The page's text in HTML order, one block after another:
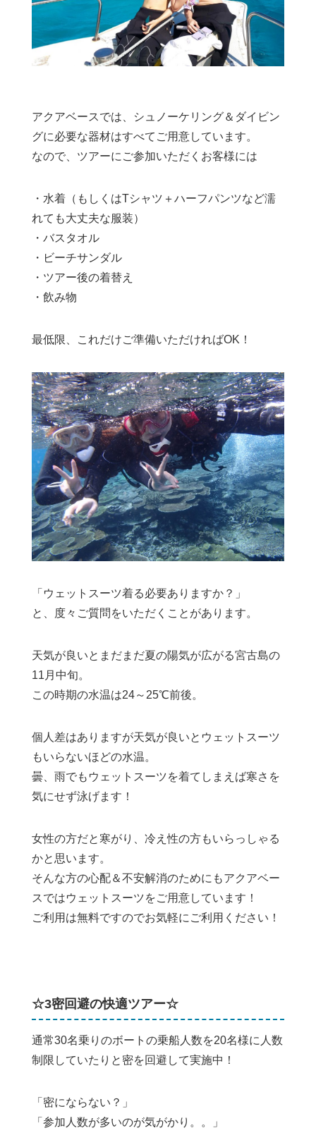
アクアベースでは、シュノーケリング＆ダイビン
グに必要な器材はすべてご用意しています。
なので、ツアーにご参加いただくお客様には
・水着（もしくはTシャツ＋ハーフパンツなど濡
れても大丈夫な服装）
・バスタオル
・ビーチサンダル
・ツアー後の着替え
・飲み物
最低限、これだけご準備いただければOK！
「ウェットスーツ着る必要ありますか？」
と、度々ご質問をいただくことがあります。
天気が良いとまだまだ夏の陽気が広がる宮古島の
11月中旬。
この時期の水温は24～25℃前後。
個人差はありますが天気が良いとウェットスーツ
もいらないほどの水温。
曇、雨でもウェットスーツを着てしまえば寒さを
気にせず泳げます！
女性の方だと寒がり、冷え性の方もいらっしゃる
かと思います。
そんな方の心配＆不安解消のためにもアクアベー
スではウェットスーツをご用意しています！
ご利用は無料ですのでお気軽にご利用ください！
☆3密回避の快適ツアー☆
通常30名乗りのボートの乗船人数を20名様に人数
制限していたりと密を回避して実施中！
「密にならない？」
「参加人数が多いのが気がかり。。」